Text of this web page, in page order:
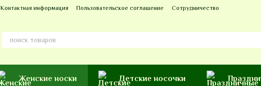
Контактная информация Пользовательское соглашение Сотрудничество
Женские носки Детские носочки